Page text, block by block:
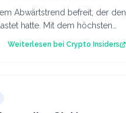
Abwärtstrend befreit, der den
hatte. Mit dem höchsten
Weiterlesen bei Crypto Insiders